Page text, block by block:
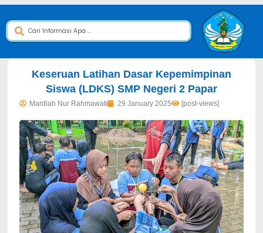
Keseruan Latihan Dasar Kepemimpinan
Siswa (LDKS) SMP Negeri 2 Papar
Mardiah Nur Rahmawati 29 January 2025 [post-views]